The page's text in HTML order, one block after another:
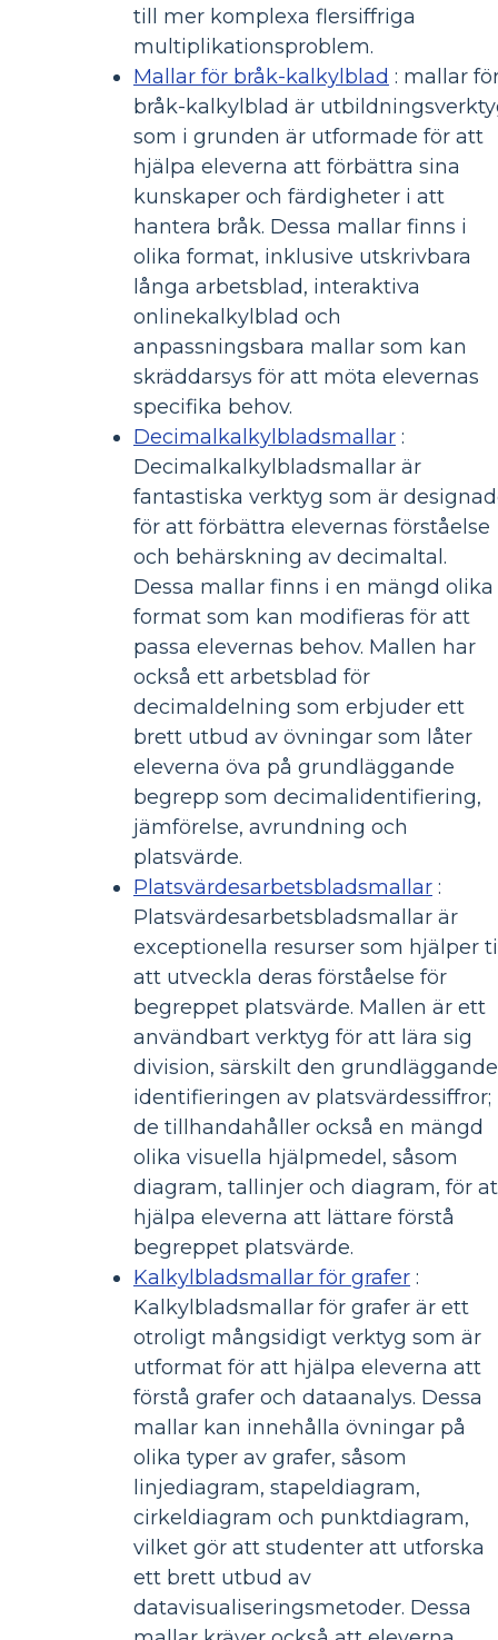
till mer komplexa flersiffriga
multiplikationsproblem.
Mallar för bråk-kalkylblad : mallar
bråk-kalkylblad är
som i grunden är utformade för att
hjälpa eleverna att förbättra sina
kunskaper och färdigheter i att
hantera bråk. Dessa mallar finns i
olika format, inklusive utskrivbara
långa arbetsblad, interaktiva
onlinekalkylblad och
anpassningsbara mallar som kan
skräddarsys för att möta elevernas
specifika behov.
Decimalkalkylbladsmallar :
Decimalkalkylbladsmallar är
fantastiska verktyg som är
för att förbättra elevernas förståelse
och behärskning av decimaltal.
Dessa mallar finns i en mängd olika
format som kan modifieras för att
passa elevernas behov. Mallen har
också ett arbetsblad för
decimaldelning som erbjuder ett
brett utbud av övningar som låter
eleverna öva på grundläggande
begrepp som decimalidentifiering,
jämförelse, avrundning och
platsvärde.
Platsvärdesarbetsbladsmallar :
Platsvärdesarbetsbladsmallar är
exceptionella resurser som hjälper
att utveckla deras förståelse för
begreppet platsvärde. Mallen är ett
användbart verktyg för att lära sig
division, särskilt den grundläggande
identifieringen av platsvärdessiffror;
de tillhandahåller också en mängd
olika visuella hjälpmedel, såsom
diagram, tallinjer och diagram, för
hjälpa eleverna att lättare förstå
begreppet platsvärde.
Kalkylbladsmallar för grafer :
Kalkylbladsmallar för grafer är ett
otroligt mångsidigt verktyg som är
utformat för att hjälpa eleverna att
förstå grafer och dataanalys. Dessa
mallar kan innehålla övningar på
olika typer av grafer, såsom
linjediagram, stapeldiagram,
cirkeldiagram och punktdiagram,
vilket gör att studenter att utforska
ett brett utbud av
datavisualiseringsmetoder. Dessa